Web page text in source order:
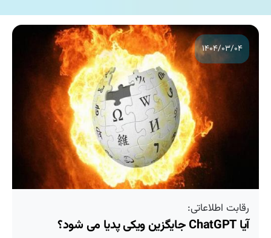
خدمات ما
درباره ما
۱۴۰۴/۰۳/۰۴
رقابت اطلاعاتی:
آیا ChatGPT جایگزین ویکی پدیا می شود؟